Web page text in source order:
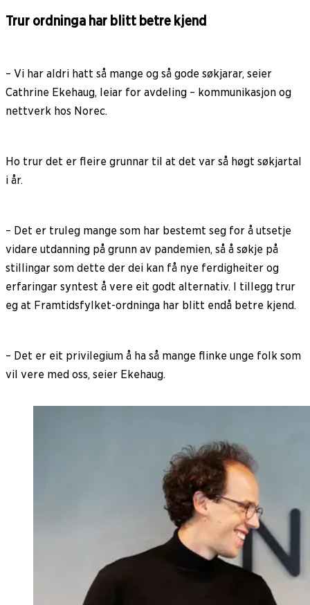
Trur ordninga har blitt betre kjend
– Vi har aldri hatt så mange og så gode søkjarar, seier
Cathrine Ekehaug, leiar for avdeling – kommunikasjon og
nettverk hos Norec.
Ho trur det er fleire grunnar til at det var så høgt søkjartal
i år.
– Det er truleg mange som har bestemt seg for å utsetje
vidare utdanning på grunn av pandemien, så å søkje på
stillingar som dette der dei kan få nye ferdigheiter og
erfaringar syntest å vere eit godt alternativ. I tillegg trur
eg at Framtidsfylket-ordninga har blitt endå betre kjend.
– Det er eit privilegium å ha så mange flinke unge folk som
vil vere med oss, seier Ekehaug.